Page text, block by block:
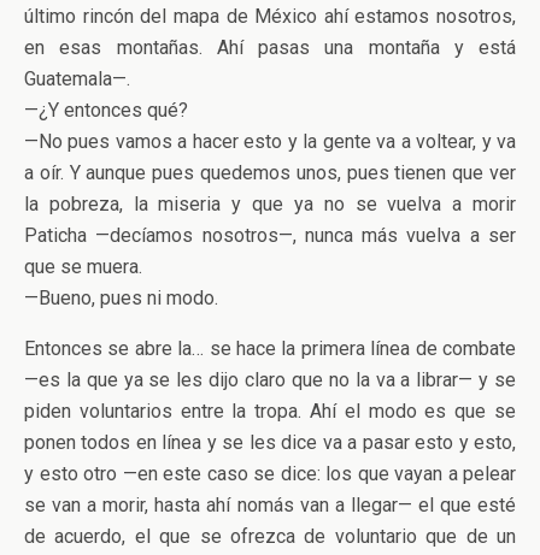
último rincón del mapa de México ahí estamos nosotros,
en esas montañas. Ahí pasas una montaña y está
Guatemala—.
—¿Y entonces qué?
—No pues vamos a hacer esto y la gente va a voltear, y va
a oír. Y aunque pues quedemos unos, pues tienen que ver
la pobreza, la miseria y que ya no se vuelva a morir
Paticha —decíamos nosotros—, nunca más vuelva a ser
que se muera.
—Bueno, pues ni modo.
Entonces se abre la… se hace la primera línea de combate
—es la que ya se les dijo claro que no la va a librar— y se
piden voluntarios entre la tropa. Ahí el modo es que se
ponen todos en línea y se les dice va a pasar esto y esto,
y esto otro —en este caso se dice: los que vayan a pelear
se van a morir, hasta ahí nomás van a llegar— el que esté
de acuerdo, el que se ofrezca de voluntario que de un